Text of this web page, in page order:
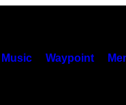
Music Waypoint